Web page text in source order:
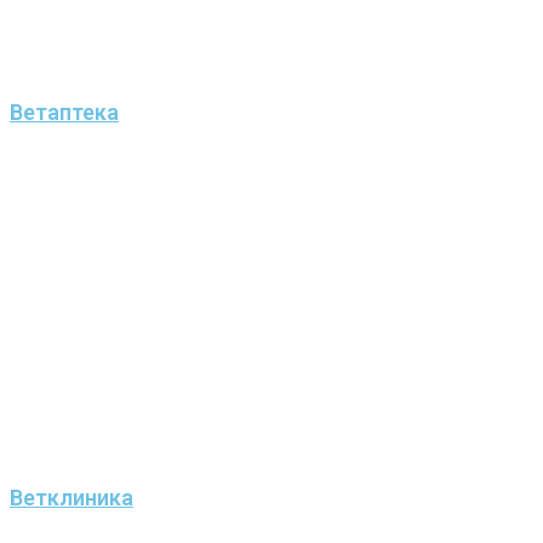
Ветаптека
Ветклиника